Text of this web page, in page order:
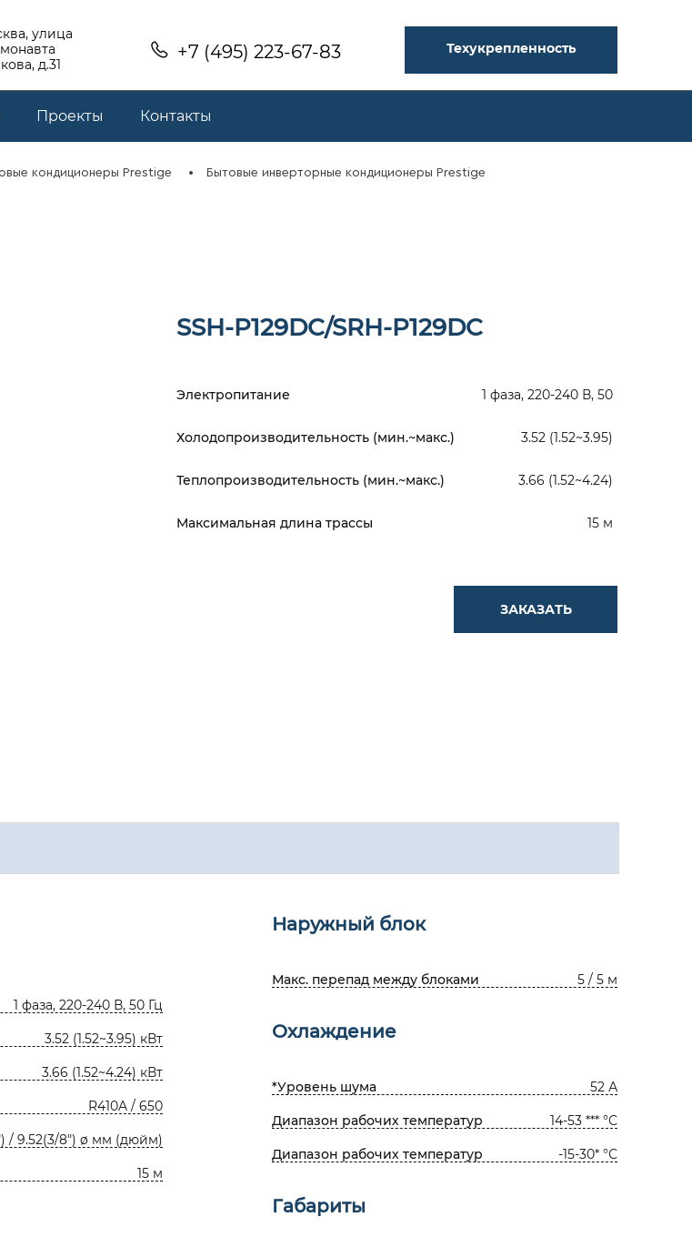
улица
д.31
+7 (495) 223-67-83 Техукрепленность
Проекты Контакты
кондиционеры Prestige Бытовые инверторные кондиционеры Prestige
SSH-P129DC/SRH-P129DC
Электропитание 1 фаза, 220-240 В, 50
Холодопроизводительность (мин.~макс.) 3.52 (1.52~3.95)
Теплопроизводительность (мин.~макс.) 3.66 (1.52~4.24)
Максимальная длина трассы 15 м
ЗАКАЗАТЬ
1 фаза, 220-240 В, 50 Гц
3.52 (1.52~3.95) кВт
3.66 (1.52~4.24) кВт
R410A / 650
/ 9.52(3/8") ø мм (дюйм)
15 м
Наружный блок
Макс. перепад между блоками 5 / 5 м
Охлаждение
*Уровень шума 52 А
Диапазон рабочих температур 14-53 *** °С
Диапазон рабочих температур -15-30* °С
Габариты